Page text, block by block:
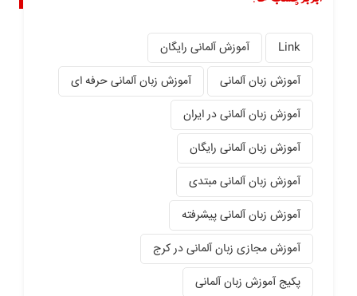
Link
آموزش آلمانی رایگان
آموزش زبان آلمانی
آموزش زبان آلمانی حرفه ای
آموزش زبان آلمانی در ایران
آموزش زبان آلمانی رایگان
آموزش زبان آلمانی مبتدی
آموزش زبان آلمانی پیشرفته
آموزش مجازی زبان آلمانی در کرج
پکیج آموزش زبان آلمانی